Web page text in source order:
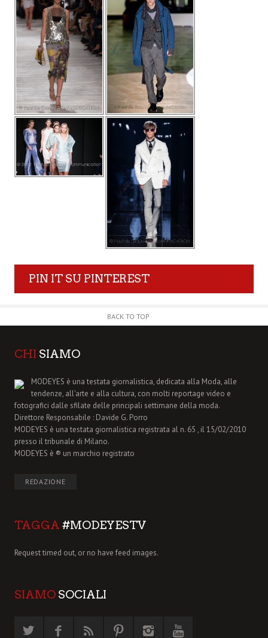
PIN IT SU PINTEREST
BACK TO TOP
CHI SIAMO
MODEYES è una testata giornalistica, dedicata alla Moda, alle
tendenze, all'arte e alla cultura, con molti reportage video e
fotografici dalle sfilate delle principali settimane della moda.
Direttore Responsabile : Davide G. Porro
MODEYES è una testata giornalistica registrata al n. 65 , il 15/02/2010
presso il tribunale di Milano.
MODEYES è ® un marchio registrato
REDAZIONE
TAGGA #MODEYESTV
Request timed out, or no have feed images.
SIAMO SOCIALI